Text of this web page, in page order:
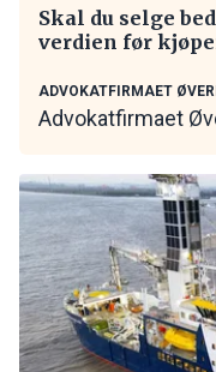
Skal du selge
verdien før
ADVOKATFIRMAET
Advokatfirmaet